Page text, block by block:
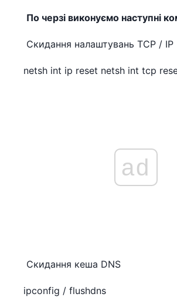
По черзі виконуємо наступні
Скидання налаштувань TCP / IP
netsh int ip reset netsh int tcp
ad
Скидання кеша DNS
ipconfig / flushdns